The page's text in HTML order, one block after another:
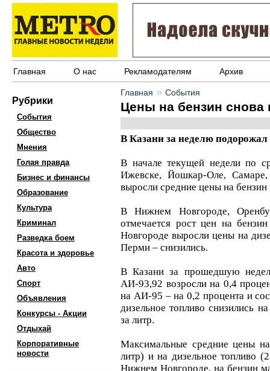
Главная О нас Рекламодателям Архив
Рубрики
События
Общество
Мнения
Голая правда
Бизнес и финансы
Образование
Культура
Криминал
Разведка боем
Красота и здоровье
Авто
Спорт
Объявления
Конкурсы - Акции
Отдыхай
Корпоративные
новости
Главная » События
Цены на бензин снова
В Казани за неделю
В начале текущей недели по
Ижевске, Йошкар-Оле, Самаре,
выросли средние цены на
В Нижнем Новгороде,
отмечается рост цен на
Новгороде выросли цены на
Перми – снизились.
В Казани за прошедшую
АИ-93,92 возросли на 0,4
на АИ-95 – на 0,2 процента и
дизельное топливо снизились
за литр.
Максимальные средние цены
литр) и на дизельное топливо
Нижнем Новгороде, на бензин